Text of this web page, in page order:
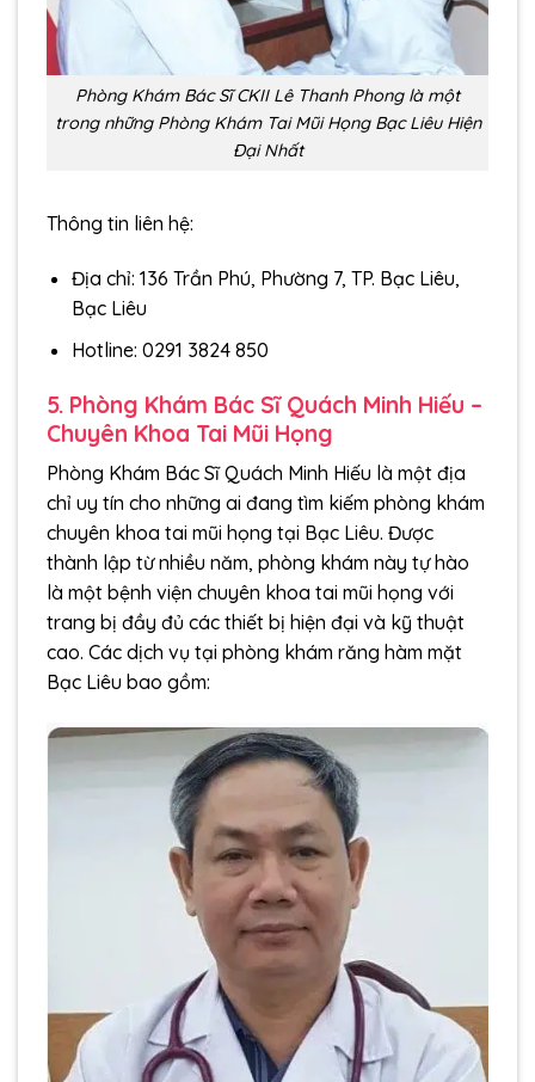
Phòng Khám Bác Sĩ CKII Lê Thanh Phong là một
trong những Phòng Khám Tai Mũi Họng Bạc Liêu Hiện
Đại Nhất
Thông tin liên hệ:
Địa chỉ: 136 Trần Phú, Phường 7, TP. Bạc Liêu,
Bạc Liêu
Hotline: 0291 3824 850
5. Phòng Khám Bác Sĩ Quách Minh Hiếu –
Chuyên Khoa Tai Mũi Họng
Phòng Khám Bác Sĩ Quách Minh Hiếu là một địa
chỉ uy tín cho những ai đang tìm kiếm phòng khám
chuyên khoa tai mũi họng tại Bạc Liêu. Được
thành lập từ nhiều năm, phòng khám này tự hào
là một bệnh viện chuyên khoa tai mũi họng với
trang bị đầy đủ các thiết bị hiện đại và kỹ thuật
cao. Các dịch vụ tại phòng khám răng hàm mặt
Bạc Liêu bao gồm: